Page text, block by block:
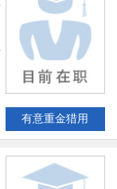
有意重金猎用